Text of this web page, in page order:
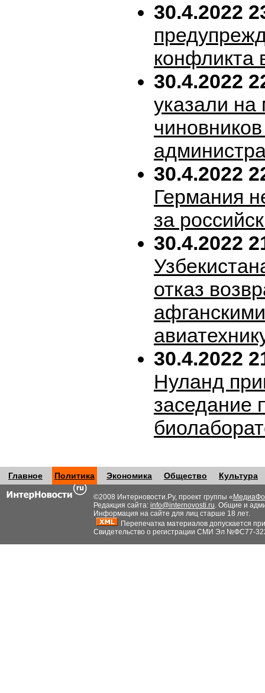
30.4.2022
конфликта
30.4.2022
указали на
30.4.2022
Германия
за
30.4.2022
отказ
30.4.2022
Нуланд
заседание
Главное Политика Экономика Общество Культура
©2008 Интерновости.Ру, проект группы «
Редакция сайта: info@internovosti.ru. Общие и
Информация на сайте для лиц старше 18 лет.
Перепечатка материалов допускается
Свидетельство о регистрации СМИ Эл №ФС77-